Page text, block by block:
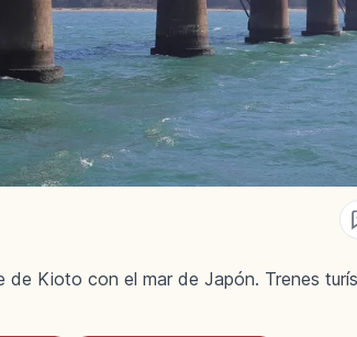
Kioto con el mar de Japón. Trenes